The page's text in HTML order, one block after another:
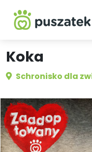
Koka
Schronisko dla